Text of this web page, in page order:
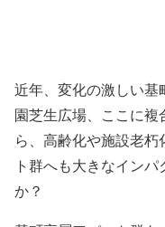
近年、変化の激しい基
園芝生広場、ここに
ら、高齢化や施設老
ト群へも大きなイン
か？